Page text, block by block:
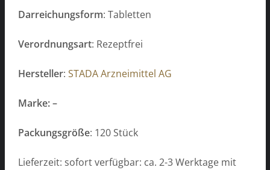
Darreichungsform: Tabletten
Verordnungsart: Rezeptfrei
Hersteller: STADA Arzneimittel AG
Marke: –
Packungsgröße: 120 Stück
Lieferzeit: sofort verfügbar: ca. 2-3 Werktage mit